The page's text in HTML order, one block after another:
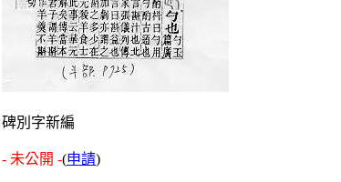
碑別字新編
- 未公開 -(申請)